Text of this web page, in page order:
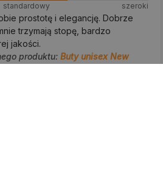
standardowy szeroki
prostotę i elegancję. Dobrze
trzymają stopę, bardzo
jakości.
produktu: Buty unisex New